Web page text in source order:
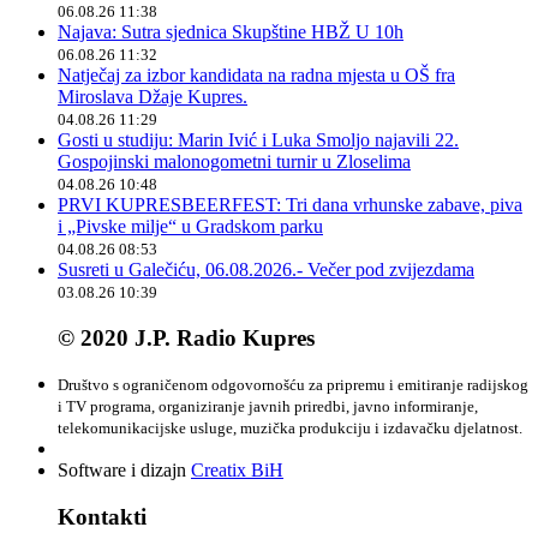
06.08.26 11:38
Najava: Sutra sjednica Skupštine HBŽ U 10h
06.08.26 11:32
Natječaj za izbor kandidata na radna mjesta u OŠ fra
Miroslava Džaje Kupres.
04.08.26 11:29
Gosti u studiju: Marin Ivić i Luka Smoljo najavili 22.
Gospojinski malonogometni turnir u Zloselima
04.08.26 10:48
PRVI KUPRESBEERFEST: Tri dana vrhunske zabave, piva
i „Pivske milje“ u Gradskom parku
04.08.26 08:53
Susreti u Galečiću, 06.08.2026.- Večer pod zvijezdama
03.08.26 10:39
© 2020 J.P. Radio Kupres
Društvo s ograničenom odgovornošću za pripremu i emitiranje radijskog
i TV programa, organiziranje javnih priredbi, javno informiranje,
telekomunikacijske usluge, muzička produkciju i izdavačku djelatnost.
Software i dizajn Creatix BiH
Kontakti